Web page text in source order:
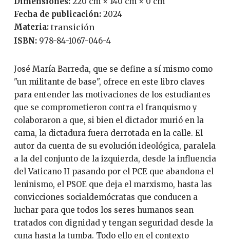
Fecha de publicación:
2024
Materia: transición
ISBN: 978-84-1067-046-4
José María Barreda, que se define a sí mismo como
"un militante de base", ofrece en este libro claves
para entender las motivaciones de los estudiantes
que se comprometieron contra el franquismo y
colaboraron a que, si bien el dictador murió en la
cama, la dictadura fuera derrotada en la calle. El
autor da cuenta de su evolución ideológica, paralela
a la del conjunto de la izquierda, desde la influencia
del Vaticano II pasando por el PCE que abandona el
leninismo, el PSOE que deja el marxismo, hasta las
convicciones socialdemócratas que conducen a
luchar para que todos los seres humanos sean
tratados con dignidad y tengan seguridad desde la
cuna hasta la tumba. Todo ello en el contexto